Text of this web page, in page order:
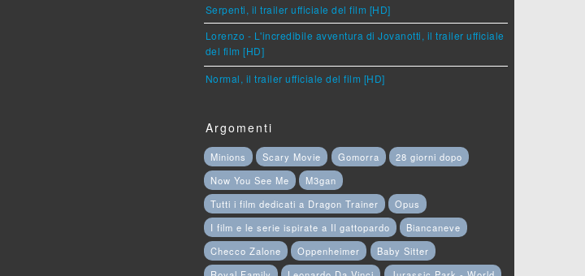
Serpenti, il trailer ufficiale del film [HD]
Lorenzo - L'incredibile avventura di Jovanotti, il trailer ufficiale
del film [HD]
Normal, il trailer ufficiale del film [HD]
Argomenti
Minions Scary Movie Gomorra
28 giorni dopo
Now You See Me
M3gan
Tutti i film dedicati a Dragon Trainer
Opus
I film e le serie ispirate a Il gattopardo
Biancaneve
Checco Zalone
Oppenheimer
Baby Sitter